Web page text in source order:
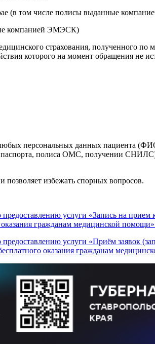
(в том числе полисы выданные
компанией ЭМЭСК)
страхования, полученного
которого на момент обращения не
персональных данных пациента
полиса ОМС, получении
позволяет избежать спорных вопросов.
услуги «Запись на
гражданам медицинской
услуги «Приём заявок
оказания гражданам